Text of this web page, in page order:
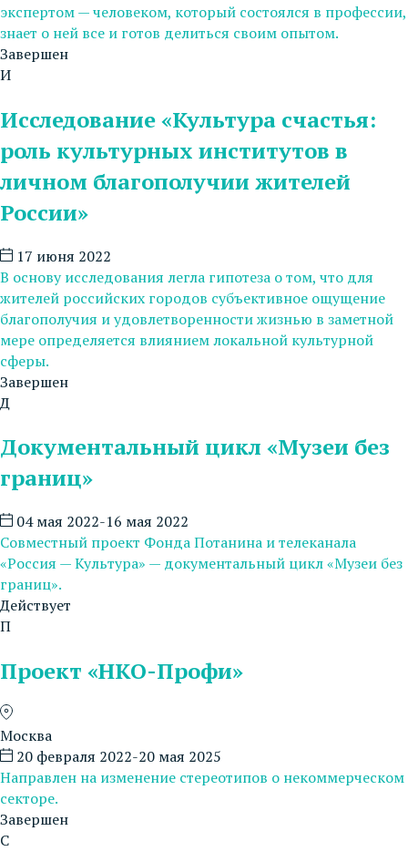
экспертом — человеком, который состоялся в профессии,
знает о ней все и готов делиться своим опытом.
Завершен
И
Исследование «Культура счастья:
роль культурных институтов в
личном благополучии жителей
России»
17 июня 2022
В основу исследования легла гипотеза о том, что для
жителей российских городов субъективное ощущение
благополучия и удовлетворенности жизнью в заметной
мере определяется влиянием локальной культурной
сферы.
Завершен
Д
Документальный цикл «Музеи без
границ»
04 мая 2022-16 мая 2022
Совместный проект Фонда Потанина и телеканала
«Россия — Культура» — документальный цикл «Музеи без
границ».
Действует
П
Проект «НКО-Профи»
Москва
20 февраля 2022-20 мая 2025
Направлен на изменение стереотипов о некоммерческом
секторе.
Завершен
С